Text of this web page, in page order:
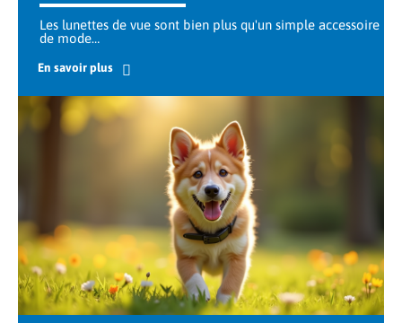
Les lunettes de vue sont bien plus qu'un simple accessoire
de mode…
En savoir plus